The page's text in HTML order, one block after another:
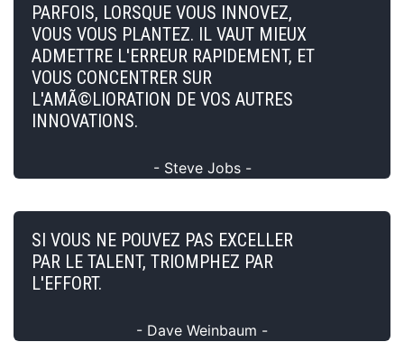
PARFOIS, LORSQUE VOUS INNOVEZ,
VOUS VOUS PLANTEZ. IL VAUT MIEUX
ADMETTRE L'ERREUR RAPIDEMENT, ET
VOUS CONCENTRER SUR
L'AMÃ©LIORATION DE VOS AUTRES
INNOVATIONS.
- Steve Jobs -
SI VOUS NE POUVEZ PAS EXCELLER
PAR LE TALENT, TRIOMPHEZ PAR
L'EFFORT.
- Dave Weinbaum -